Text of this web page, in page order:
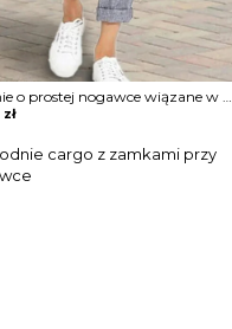
Spodnie o prostej nogawce wiązane w pasie
zł